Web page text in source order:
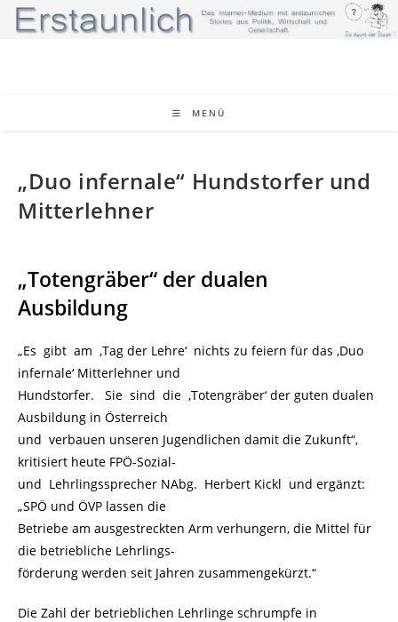
Zum
Inhalt
MENÜ
„Duo infernale“ Hundstorfer und
Mitterlehner
„Totengräber“ der dualen
Ausbildung
„Es gibt am ‚Tag der Lehre‘ nichts zu feiern für das ‚Duo
infernale‘ Mitterlehner und
Hundstorfer. Sie sind die ‚Totengräber‘ der guten dualen
Ausbildung in Österreich
und verbauen unseren Jugendlichen damit die Zukunft“,
kritisiert heute FPÖ-Sozial-
und Lehrlingssprecher NAbg. Herbert Kickl und ergänzt:
„SPÖ und ÖVP lassen die
Betriebe am ausgestreckten Arm verhungern, die Mittel für
die betriebliche Lehrlings-
förderung werden seit Jahren zusammengekürzt.“
Die Zahl der betrieblichen Lehrlinge schrumpfe in